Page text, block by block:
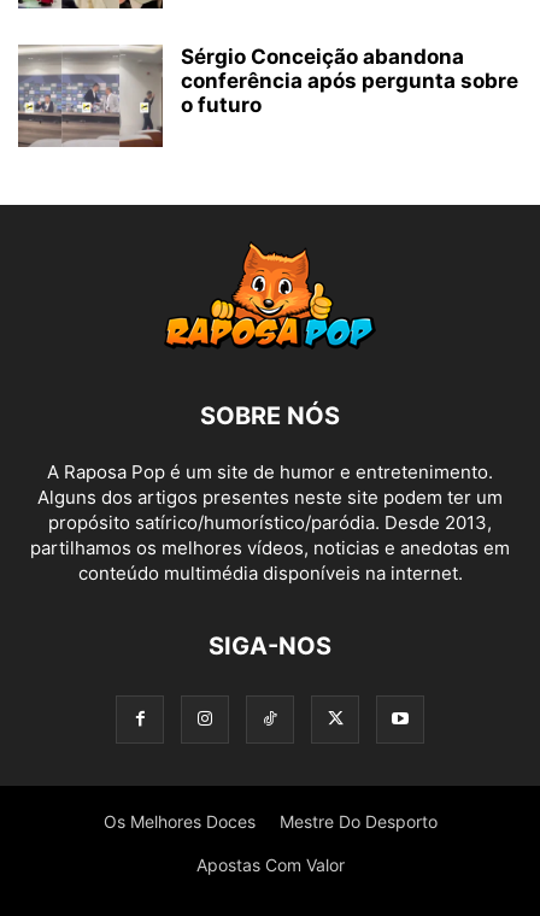
Sérgio Conceição abandona
conferência após pergunta sobre
o futuro
SOBRE NÓS
A Raposa Pop é um site de humor e entretenimento.
Alguns dos artigos presentes neste site podem ter um
propósito satírico/humorístico/paródia. Desde 2013,
partilhamos os melhores vídeos, noticias e anedotas em
conteúdo multimédia disponíveis na internet.
SIGA-NOS
Os Melhores Doces Mestre Do Desporto
Apostas Com Valor